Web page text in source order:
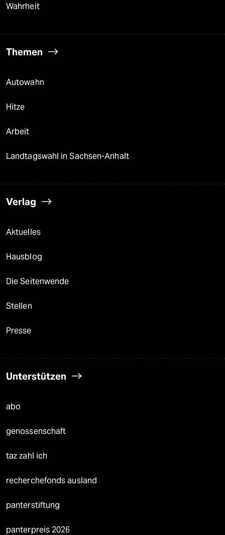
Wahrheit
Themen
Autowahn
Hitze
Arbeit
Landtagswahl in Sachsen-Anhalt
Verlag
Aktuelles
Hausblog
Die Seitenwende
Stellen
Presse
Unterstützen
abo
genossenschaft
taz zahl ich
recherchefonds ausland
panterstiftung
panterpreis 2026